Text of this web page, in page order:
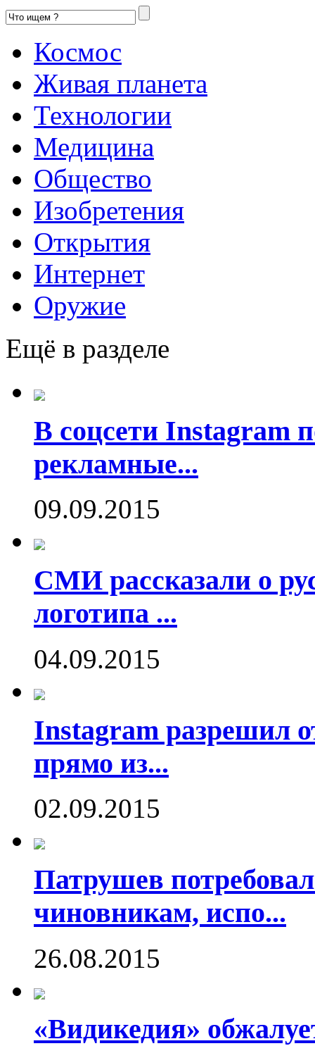
Космос
Живая планета
Технологии
Медицина
Общество
Изобретения
Открытия
Интернет
Оружие
Ещё в разделе
В соцсети Instagram
рекламные...
09.09.2015
СМИ рассказали о
логотипа ...
04.09.2015
Instagram разрешил
прямо из...
02.09.2015
Патрушев
чиновникам, испо...
26.08.2015
«Видикедия»